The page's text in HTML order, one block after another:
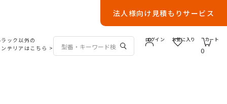
法人様向け見積もりサービス
ック以外の
テリアはこちら >
ログイン お気に入り
0
カート